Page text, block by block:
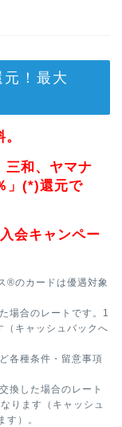
！最大
三和、ヤマナ
」(*)還元で
会キャンペー
®のカードは優遇対象
場合のレートです。1
（キャッシュバックへ
各種条件・留意事項
換した場合のレート
ります（キャッシュ
）。